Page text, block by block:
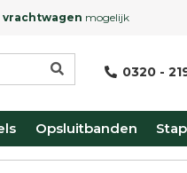
vrachtwagen mogelijk
0320 -
Opsluitbanden